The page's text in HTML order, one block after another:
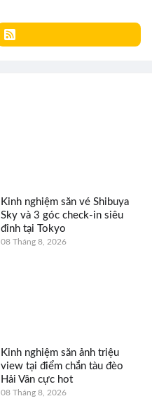
Kinh nghiệm săn vé Shibuya
Sky và 3 góc check-in siêu
đỉnh tại Tokyo
08 Tháng 8, 2026
Kinh nghiệm săn ảnh triệu
view tại điểm chắn tàu đèo
Hải Vân cực hot
08 Tháng 8, 2026